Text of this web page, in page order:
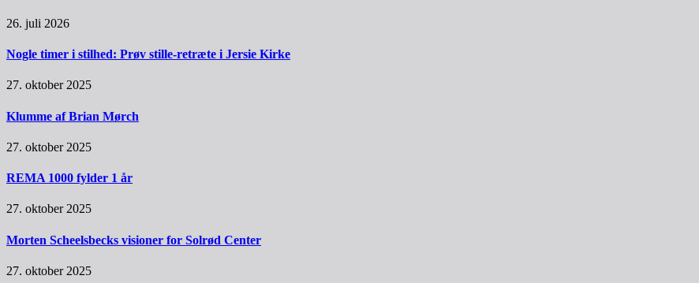
26. juli 2026
Nogle timer i stilhed: Prøv stille-retræte i Jersie Kirke
27. oktober 2025
Klumme af Brian Mørch
27. oktober 2025
REMA 1000 fylder 1 år
27. oktober 2025
Morten Scheelsbecks visioner for Solrød Center
27. oktober 2025